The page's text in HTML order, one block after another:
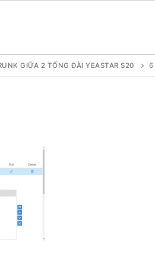
Tổng đài VoIP Yeastar S20
GIỮA 2 TỔNG ĐÀI YEASTAR S20 6